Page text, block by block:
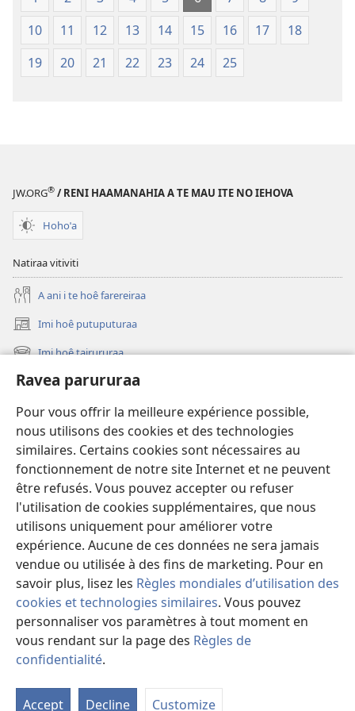
Ravea parururaa
Pour vous offrir la meilleure expérience possible,
nous utilisons des cookies et des technologies
similaires. Certains cookies sont nécessaires au
fonctionnement de notre site Internet et ne peuvent
être refusés. Vous pouvez accepter ou refuser
l'utilisation de cookies supplémentaires, que nous
utilisons uniquement pour améliorer votre
expérience. Aucune de ces données ne sera jamais
vendue ou utilisée à des fins de marketing. Pour en
savoir plus, lisez les Règles mondiales d’utilisation des
cookies et technologies similaires. Vous pouvez
personnaliser vos paramètres à tout moment en
vous rendant sur la page des Règles de
confidentialité.
Accept Decline Customize
ao
apî
Huriraa
10
11 12 13 14 15 16 17
18
19
20 21 22 23 24 25
JW.ORG® / RENI HAAMANAHIA A TE MAU ITE NO IEHOVA
Hohoˈa
Natiraa vitiviti
A ani i te hoê farereiraa
Imi hoê putuputuraa
(opens
new Imi hoê tairururaa
(opens
new
window)
Eaha te mea apî
Video
Maimiraa
Te mau ô
(opens
new
window)VAIRAA PAPAI NATIRARA Watchtower
(opens
new
window)JW Hub ®
(opens
new
window)
Copyright© 2026 Watch Tower Bible and Tract Society of Pennsylvania.
PARAU NO TE FAAOHIPARAA